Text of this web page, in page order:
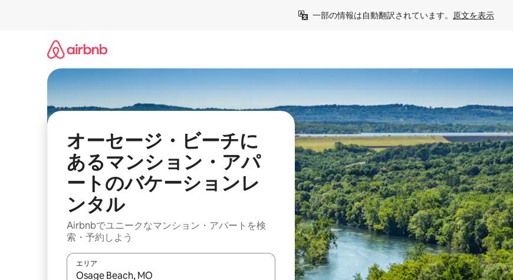
一部の情報は自動翻訳されています。 原文を表示
オーセージ・ビーチに
あるマンション・アパ
ートのバケーションレ
ンタル
Airbnbでユニークなマンション・アパートを検
索・予約しよう
エリア
検索結果が表示されたら、上下の矢印キーを使って移動するか、画面をタッチまたはスワイプして検索結果を確認する